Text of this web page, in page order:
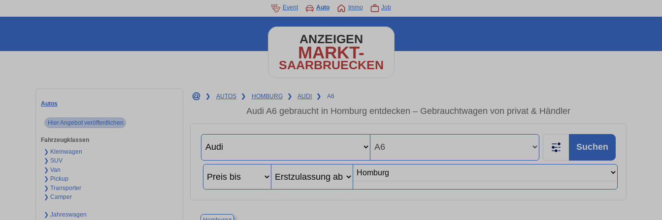
Event Auto Immo Job
ANZEIGEN
MARKT-
SAARBRUECKEN
Autos
Hier Angebot veröffentlichen
Fahrzeugklassen
❯ Kleinwagen
❯ SUV
❯ Van
❯ Pickup
❯ Transporter
❯ Camper
❯ Jahreswagen
❯ AUTOS ❯ HOMBURG ❯ AUDI ❯ A6
Audi A6 gebraucht in Homburg entdecken – Gebrauchtwagen von privat & Händler
Suchen